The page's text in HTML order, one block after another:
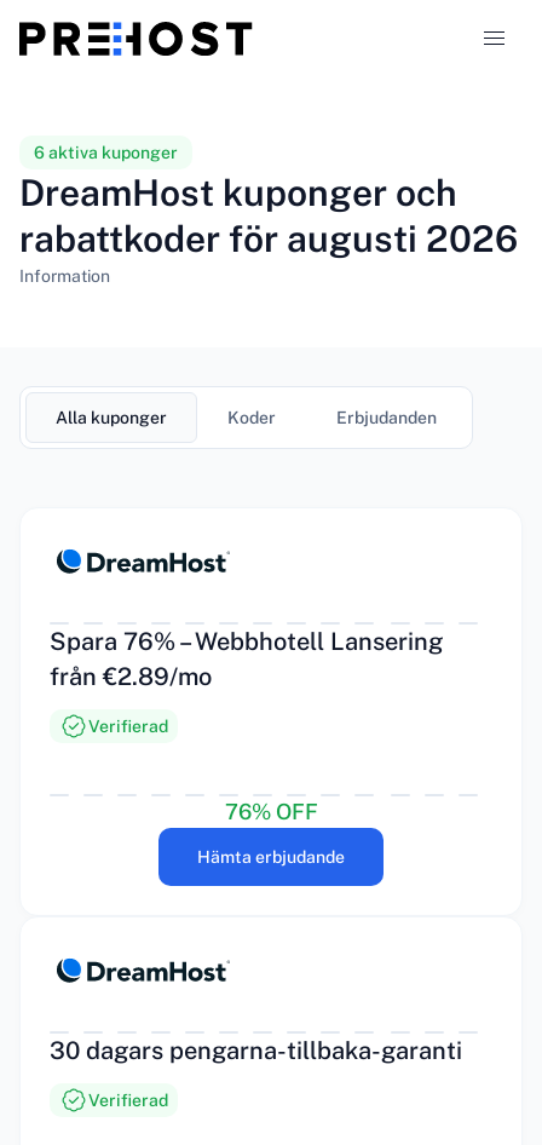
Jämförelser
Kuponger
SV
6 aktiva kuponger
DreamHost kuponger och
rabattkoder för augusti 2026
Information
Alla kuponger Koder Erbjudanden
Spara 76% – Webbhotell Lansering
från €2.89/mo
Verifierad
76% OFF
Hämta erbjudande
30 dagars pengarna-tillbaka-garanti
Verifierad